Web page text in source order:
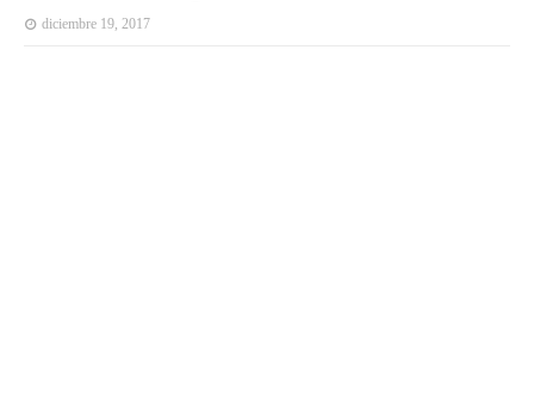
diciembre 19, 2017